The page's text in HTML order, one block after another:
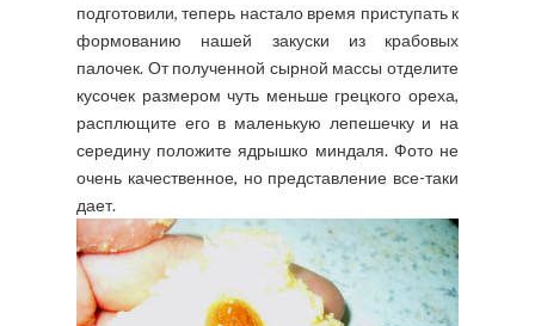
подготовили, теперь настало время приступать к
формованию нашей закуски из крабовых
палочек. От полученной сырной массы отделите
кусочек размером чуть меньше грецкого ореха,
расплющите его в маленькую лепешечку и на
середину положите ядрышко миндаля. Фото не
очень качественное, но представление все-таки
дает.